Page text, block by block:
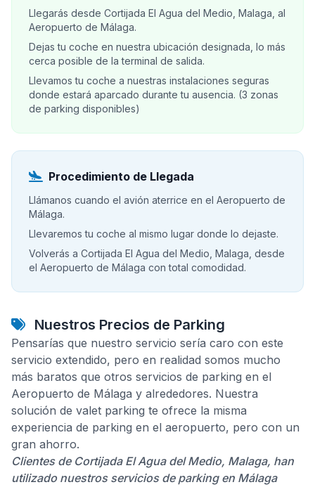
Llegarás desde Cortijada El Agua del Medio, Malaga, al
Aeropuerto de Málaga.
Dejas tu coche en nuestra ubicación designada, lo más
cerca posible de la terminal de salida.
Llevamos tu coche a nuestras instalaciones seguras
donde estará aparcado durante tu ausencia. (3 zonas
de parking disponibles)
Procedimiento de Llegada
Llámanos cuando el avión aterrice en el Aeropuerto de
Málaga.
Llevaremos tu coche al mismo lugar donde lo dejaste.
Volverás a Cortijada El Agua del Medio, Malaga, desde
el Aeropuerto de Málaga con total comodidad.
Nuestros Precios de Parking
Pensarías que nuestro servicio sería caro con este
servicio extendido, pero en realidad somos mucho
más baratos que otros servicios de parking en el
Aeropuerto de Málaga y alrededores. Nuestra
solución de valet parking te ofrece la misma
experiencia de parking en el aeropuerto, pero con un
gran ahorro.
Clientes de Cortijada El Agua del Medio, Malaga, han
utilizado nuestros servicios de parking en Málaga